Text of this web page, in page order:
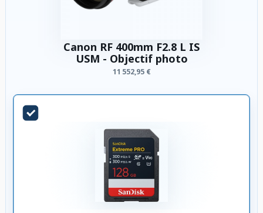
Canon RF 400mm F2.8 L IS
USM - Objectif photo
11 552,95 €